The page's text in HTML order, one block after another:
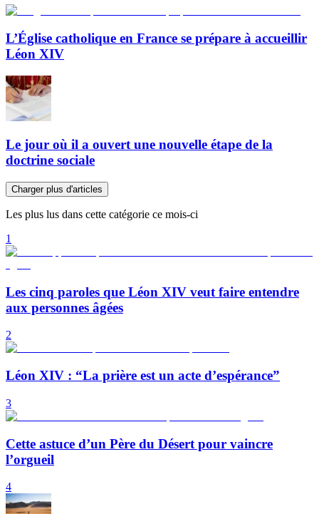
L’Église catholique en France se prépare à accueillir
Léon XIV
Le jour où il a ouvert une nouvelle étape de la
doctrine sociale
Charger plus d'articles
Les plus lus dans cette catégorie ce mois-ci
1
Les cinq paroles que Léon XIV veut faire entendre
aux personnes âgées
2
Léon XIV : “La prière est un acte d’espérance”
3
Cette astuce d’un Père du Désert pour vaincre
l’orgueil
4